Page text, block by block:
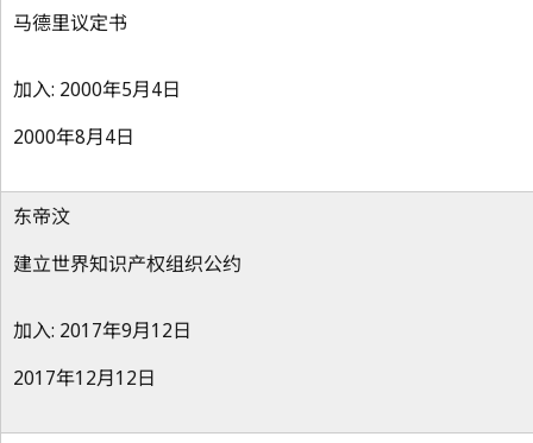
马德里议定书
加入: 2000年5月4日
2000年8月4日
东帝汶
建立世界知识产权组织公约
加入: 2017年9月12日
2017年12月12日